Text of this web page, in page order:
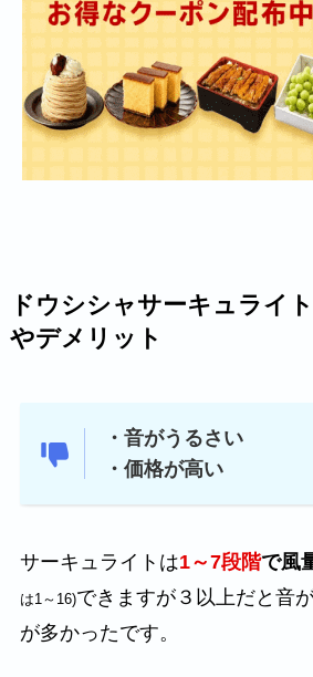
ドウシシャサーキュライ
やデメリット
・音がうるさい
・価格が高い
サーキュライトは1～7段階で風
は1～16)できますが３以上だと音
が多かったです。